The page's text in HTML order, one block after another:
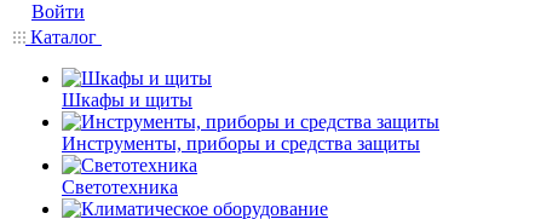
Войти
Каталог
Шкафы и щиты
Инструменты, приборы и средства защиты
Светотехника